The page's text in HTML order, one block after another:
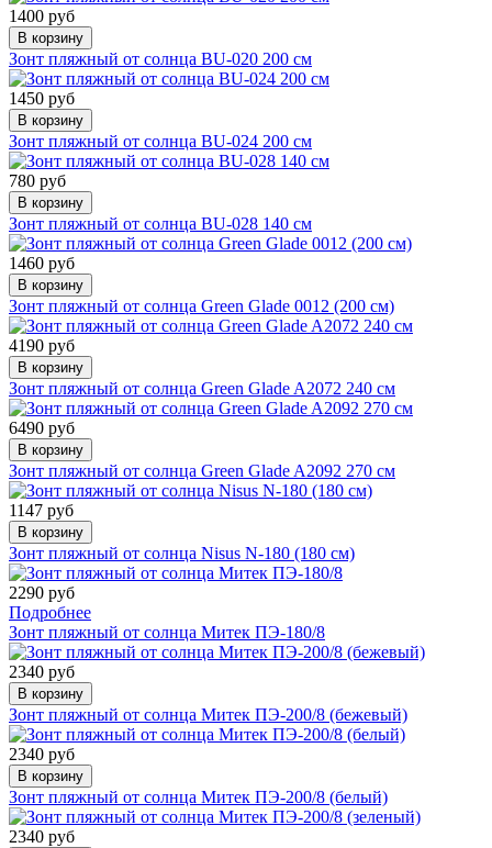
1400 руб
В корзину
Зонт пляжный от солнца BU-020 200 см
1450 руб
В корзину
Зонт пляжный от солнца BU-024 200 см
780 руб
В корзину
Зонт пляжный от солнца BU-028 140 см
1460 руб
В корзину
Зонт пляжный от солнца Green Glade 0012 (200 см)
4190 руб
В корзину
Зонт пляжный от солнца Green Glade A2072 240 см
6490 руб
В корзину
Зонт пляжный от солнца Green Glade A2092 270 см
1147 руб
В корзину
Зонт пляжный от солнца Nisus N-180 (180 см)
2290 руб
Подробнее
Зонт пляжный от солнца Митек ПЭ-180/8
2340 руб
В корзину
Зонт пляжный от солнца Митек ПЭ-200/8 (бежевый)
2340 руб
В корзину
Зонт пляжный от солнца Митек ПЭ-200/8 (белый)
2340 руб